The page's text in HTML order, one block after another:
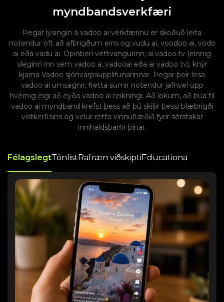
myndbandsverkfæri
Þegar lýsingin á vadoo ai verkfærinu er skoðuð leita
notendur oft að afbrigðum eins og vudu ai, voodoo ai, vodo
ai eða vadu ai. Opinberi vettvangurinn, ai.vadoo.tv (einnig
sleginn inn sem vadoo a, vadooai eða ai vadoo tv), knýr
kjarna Vadoo sjónvarpsupplifunarinnar. Þegar þeir lesa
vadoo ai umsagnir, fletta sumir notendur jafnvel upp
hvernig eigi að eyða vadoo ai reikningi. Að lokum, að búa til
vadoo ai myndband krefst þess að þú skiljir þessi blæbrigði
vistkerfisins og velur rétta vinnuflæðið fyrir sérstakar
innihaldsþarfir þínar.
FélagslegtTónlist Rafræn viðskipti Educationa